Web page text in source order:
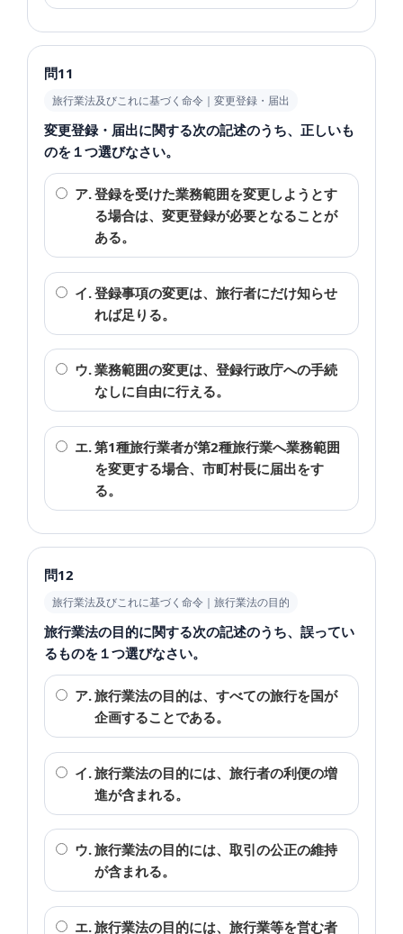
問11
旅行業法及びこれに基づく命令｜変更登録・届出
変更登録・届出に関する次の記述のうち、正しいも
のを１つ選びなさい。
ア.登録を受けた業務範囲を変更しようとす
る場合は、変更登録が必要となることが
ある。
イ.登録事項の変更は、旅行者にだけ知らせ
れば足りる。
ウ.業務範囲の変更は、登録行政庁への手続
なしに自由に行える。
エ.第1種旅行業者が第2種旅行業へ業務範囲
を変更する場合、市町村長に届出をす
る。
問12
旅行業法及びこれに基づく命令｜旅行業法の目的
旅行業法の目的に関する次の記述のうち、誤ってい
るものを１つ選びなさい。
ア.旅行業法の目的は、すべての旅行を国が
企画することである。
イ.旅行業法の目的には、旅行者の利便の増
進が含まれる。
ウ.旅行業法の目的には、取引の公正の維持
が含まれる。
エ.旅行業法の目的には、旅行業等を営む者